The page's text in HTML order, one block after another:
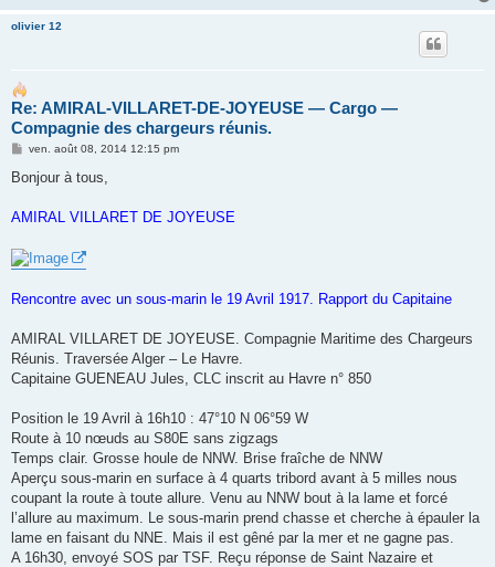
olivier 12
Re: AMIRAL-VILLARET-DE-JOYEUSE ― Cargo ―
Compagnie des chargeurs réunis.
M
s
g
ven. août 08, 2014 12:15 pm
Bonjour à tous,
AMIRAL VILLARET DE JOYEUSE
Rencontre avec un sous-marin le 19 Avril 1917. Rapport du Capitaine
AMIRAL VILLARET DE JOYEUSE. Compagnie Maritime des Chargeurs
Réunis. Traversée Alger – Le Havre.
Capitaine GUENEAU Jules, CLC inscrit au Havre n° 850
Position le 19 Avril à 16h10 : 47°10 N 06°59 W
Route à 10 nœuds au S80E sans zigzags
Temps clair. Grosse houle de NNW. Brise fraîche de NNW
Aperçu sous-marin en surface à 4 quarts tribord avant à 5 milles nous
coupant la route à toute allure. Venu au NNW bout à la lame et forcé
l’allure au maximum. Le sous-marin prend chasse et cherche à épauler la
lame en faisant du NNE. Mais il est gêné par la mer et ne gagne pas.
A 16h30, envoyé SOS par TSF. Reçu réponse de Saint Nazaire et